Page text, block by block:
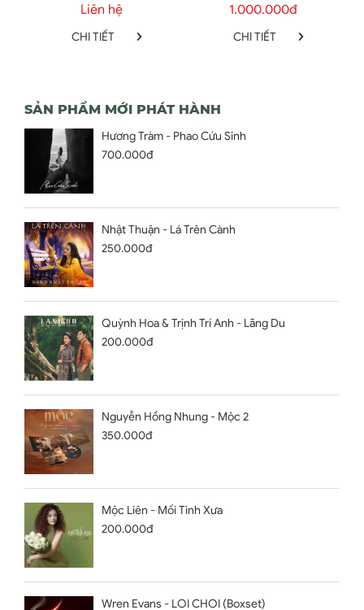
SẢN PHẨM MỚI PHÁT HÀNH
Hương Tràm - Phao Cứu Sinh
700.000đ
Nhật Thuận - Lá Trên Cành
250.000đ
Quỳnh Hoa & Trịnh Trí Anh - Lãng Du
200.000đ
Nguyễn Hồng Nhung - Mộc 2
350.000đ
Mộc Liên - Mối Tình Xưa
200.000đ
Wren Evans - LOI CHOI (Boxset)
Liên hệ
CHI TIẾT
1.000.000đ
CHI TIẾT